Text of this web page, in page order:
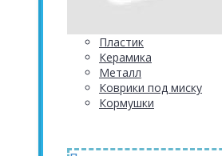
Пластик
Керамика
Металл
Коврики под миску
Кормушки